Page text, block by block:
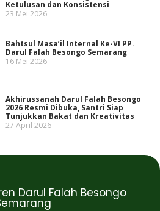
Ketulusan dan Konsistensi
23 Mei 2026
Bahtsul Masa’il Internal Ke-VI PP.
Darul Falah Besongo Semarang
16 Mei 2026
Akhirussanah Darul Falah Besongo
2026 Resmi Dibuka, Santri Siap
Tunjukkan Bakat dan Kreativitas
27 April 2026
Darul Falah Besongo